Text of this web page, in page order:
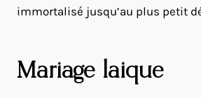
immortalisé jusqu’au plus petit
Mariage laïque